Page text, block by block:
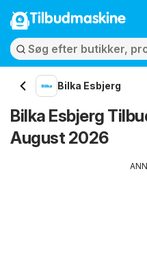
Tilbudmaskine
Bilka Esbjerg
Bilka Esbjerg
August 2026